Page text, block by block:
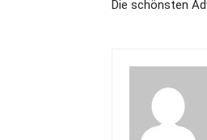
Die schönsten